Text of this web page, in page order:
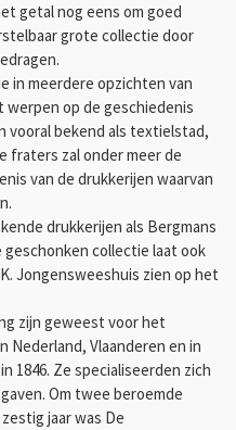
getal nog eens om goed
grote collectie door
in meerdere opzichten van
werpen op de geschiedenis
vooral bekend als textielstad,
fraters zal onder meer de
van de drukkerijen waarvan
drukkerijen als Bergmans
collectie laat ook
Jongensweeshuis zien op het
zijn geweest voor het
Nederland, Vlaanderen en in
1846. Ze specialiseerden zich
Om twee beroemde
jaar was De